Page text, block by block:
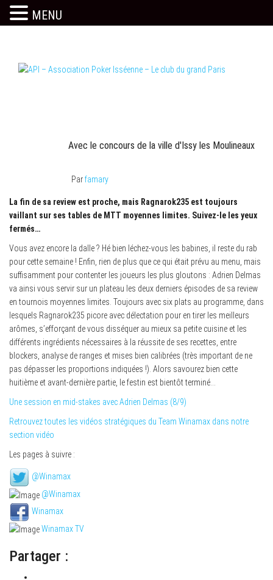
content
Avec le concours de la ville d'Issy les Moulineaux
Parfamary
La fin de sa review est proche, mais Ragnarok235 est toujours
vaillant sur ses tables de MTT moyennes limites. Suivez-le les yeux
fermés…
Vous avez encore la dalle ? Hé bien léchez-vous les babines, il reste du rab
pour cette semaine ! Enfin, rien de plus que ce qui était prévu au menu, mais
suffisamment pour contenter les joueurs les plus gloutons : Adrien Delmas
va ainsi vous servir sur un plateau les deux derniers épisodes de sa review
en tournois moyennes limites. Toujours avec six plats au programme, dans
lesquels Ragnarok235 picore avec délectation pour en tirer les meilleurs
arômes, s’efforçant de vous disséquer au mieux sa petite cuisine et les
différents ingrédients nécessaires à la réussite de ses recettes, entre
blockers, analyse de ranges et mises bien calibrées (très important de ne
pas dépasser les proportions indiquées !). Alors savourez bien cette
huitième et avant-dernière partie, le festin est bientôt terminé…
Une session en mid-stakes avec Adrien Delmas (8/9)
Retrouvez toutes les vidéos stratégiques du Team Winamax dans notre
section vidéo
Les pages à suivre :
@Winamax
@Winamax
Winamax
Winamax TV
Partager :
MENU